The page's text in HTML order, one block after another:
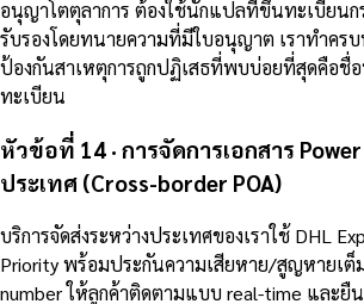
อนุญาโตตุลาการ ต้องใช้นักแปลที่ขึ้นทะเบียนก
รับรองโดยทนายความที่มีใบอนุญาต เราทำคร
ป้องกันสาเหตุการถูกปฏิเสธที่พบบ่อยที่สุดคือชื่
ทะเบียน
หัวข้อที่ 14 · การจัดการเอกสาร
ประเทศ (Cross-border POA)
บริการจัดส่งระหว่างประเทศของเราใช้ DHL
Priority พร้อมประกันความเสียหาย/สูญหายเต็
number ให้ลูกค้าติดตามแบบ real-time และยื